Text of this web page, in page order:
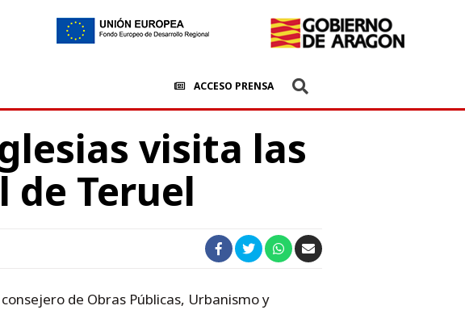
ACCESO PRENSA
visita las
Teruel
de Obras Públicas, Urbanismo y